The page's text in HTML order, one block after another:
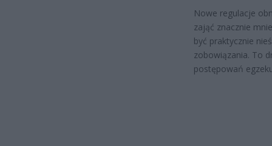
Nowe regulacje
zająć znacznie
być praktycznie
zobowiązania. To
postępowań